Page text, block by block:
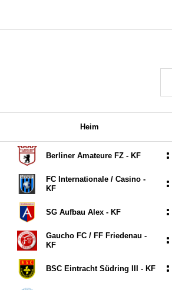
Heim
Berliner Amateure FZ - KF :
FC Internationale /​ Casino -
KF
:
SG Aufbau Alex - KF :
Gaucho FC /​ FF Friedenau -
KF
:
BSC Eintracht Südring III - KF :